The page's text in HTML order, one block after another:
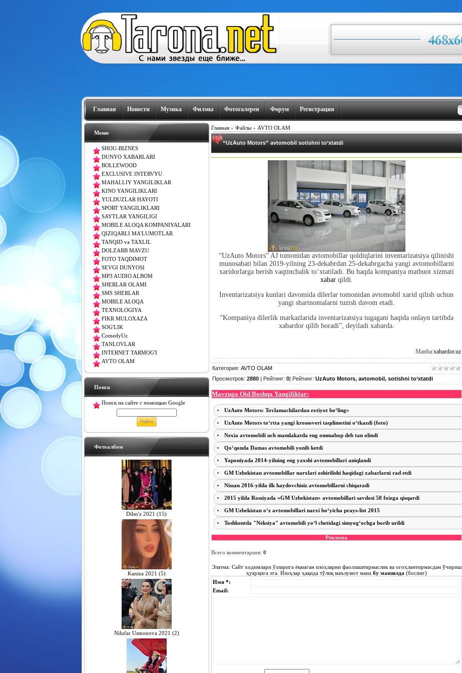
Главная Новости Музика Филмы Фотогалерея Форум Регистрация
Меню
SHOU-BIZNES
DUNYO XABARLARI
BOLLEWOOD
EXCLUSIVE INTERVYU
MAHALLIY YANGILIKLAR
KINO YANGILIKLARI
YULDUZLAR HAYOTI
SPORT YANGILIKLARI
SAYTLAR YANGILIGI
MOBILE ALOQA KOMPANIYALARI
QIZIQARLI MA'LUMOTLAR
TANQID va TAXLIL
DOLZARB MAVZU
FOTO TAQDIMOT
SEVGI DUNYOSI
MP3 AUDIO ALBOM
SHERLAR OLAMI
SMS SHERLAR
MOBILE ALOQA
TEXNOLOGIYA
FIKR MULOXAZA
SOG'LIK
ComedyUz
TANLOVLAR
INTERNET TARMOG'I
AVTO OLAM
Поиск
Поиск на сайте с помощью Google
Фотоалбом
Dilso'z 2021 (15)
Kaniza 2021 (5)
Nilufar Usmonova 2021 (2)
Главная» Файлы» AVTO OLAM
“UzAuto Motors” avtomobil sotishni to‘xtatdi
“UzAuto Motors” AJ tomonidan avtomobillar qoldiqlarini inventarizatsiya qilinishi
munosabati bilan 2019-yilning 23-dekabrdan 25-dekabrgacha yangi avtomobillarni
xaridorlarga berish vaqtinchalik to‘xtatiladi. Bu haqda kompaniya matbuot xizmati
xabarqildi.
Inventarizatsiya kunlari davomida dilerlar tomonidan avtomobil xarid qilish uchun
yangi shartnomalarni tuzish davom etadi.
“Kompaniya dilerlik markazlarida inventarizatsiya tugagani haqida onlayn tartibda
xabardor qilib boradi”, deyiladi xabarda.
Manba:xabardor.uz
Категория: AVTO OLAM
Просмотров: 2880| Рейтинг: 0| Рейтинг: UzAuto Motors, avtomobil, sotishni to‘xtatdi
Mavzuga Oid Boshqa Yangiliklar:
UzAuto Motors: Tovlamachilardan extiyot bo‘ling»
UzAuto Motors to‘rtta yangi krossoveri taqdimotini o‘tkazdi (foto)
Nexia avtomobili uch mamlakatda eng ommabop deb tan olindi
Qo‘qonda Damas avtomobili yonib ketdi
Yaponiyada 2014-yilning eng yaxshi avtomobillari aniqlandi
GM Uzbekistan avtomobillar narxlari oshirilishi haqidagi xabarlarni rad etdi
Nissan 2016-yilda ilk haydovchisiz avtomobillarni chiqaradi
2015 yilda Rossiyada «GM Uzbekistan» avtomobillari savdosi 58 foizga qisqardi
GM Uzbekistan o‘z avtomobillari narxi bo‘yicha prays-list 2015
Toshkentda "Neksiya" avtomobili yo‘l chetidagi simyog‘ochga borib urildi
Реклама
Всего комментариев: 0
Элатма: Сайт ходимлари ўзларига ёқмаган изоҳларни фаоллаштирмаслик ва огоҳлантирмасдан ўчириш
ҳуқуқига эга. Изоҳлар ҳақида тўлиқ маълумот манабу манзилда (босинг)
Имя *:
Email: